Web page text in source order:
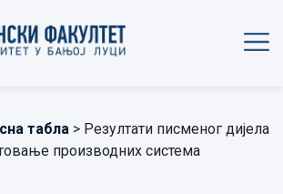
табла > Резултати писменог дијела
производних система